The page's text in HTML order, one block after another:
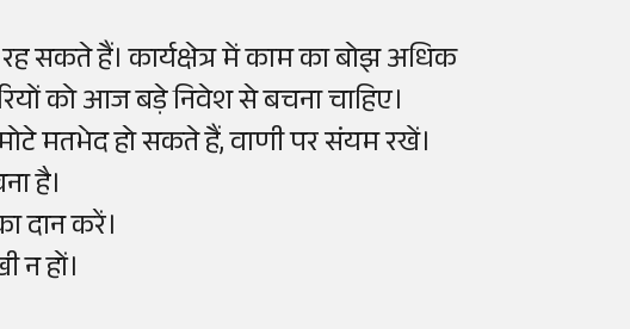
हैं। कार्यक्षेत्र में काम का बोझ अधिक
को आज बड़े निवेश से बचना चाहिए।
मोटे मतभेद हो सकते हैं, वाणी पर संयम रखें।
है।
दान करें।
न हों।